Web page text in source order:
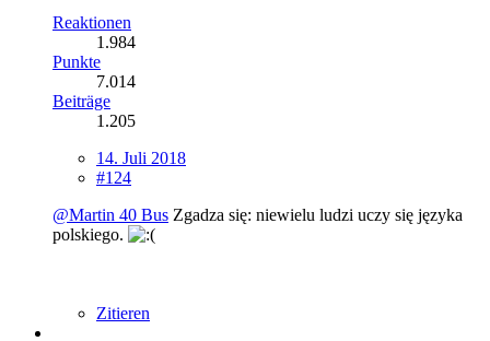
Reaktionen
1.984
Punkte
7.014
Beiträge
1.205
14. Juli 2018
#124
@Martin 40 Bus Zgadza się: niewielu ludzi uczy się języka
polskiego.
Zitieren